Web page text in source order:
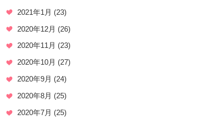
2021年1月 (23)
2020年12月 (26)
2020年11月 (23)
2020年10月 (27)
2020年9月 (24)
2020年8月 (25)
2020年7月 (25)